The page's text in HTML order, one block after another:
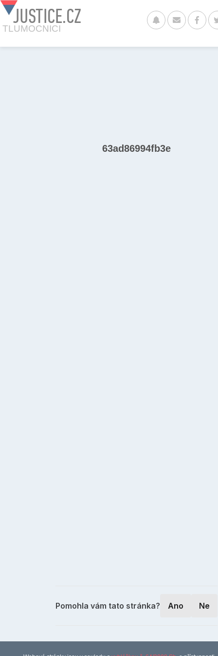
JUSTICE.CZ
TLUMOCNICI
63ad86994fb3e
Pomohla vám tato stránka? Ano Ne